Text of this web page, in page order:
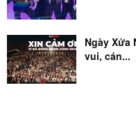
Ngày Xửa
vui, cán...